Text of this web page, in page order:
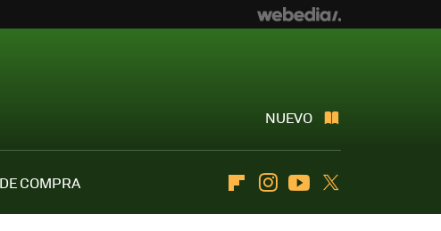
NUEVO
COMPRA
FlipboardInstagramYoutube